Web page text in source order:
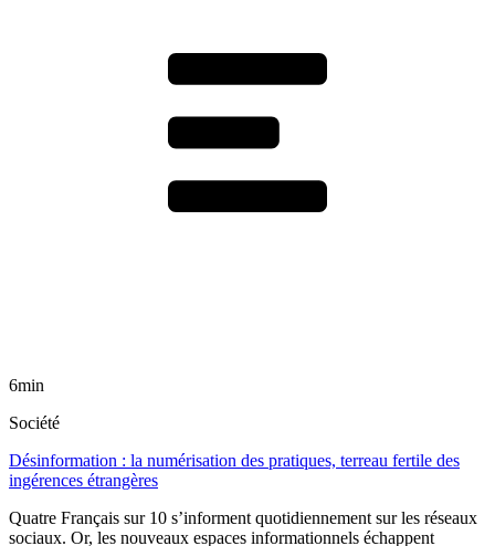
6min
Société
Désinformation : la numérisation des pratiques, terreau fertile des
ingérences étrangères
Quatre Français sur 10 s’informent quotidiennement sur les réseaux
sociaux. Or, les nouveaux espaces informationnels échappent